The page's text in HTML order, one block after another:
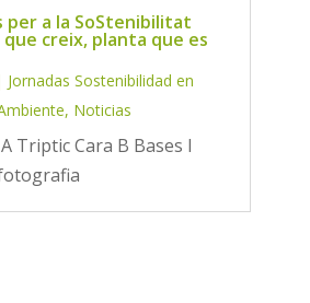
per a la SoStenibilitat
que creix, planta que es
Jornadas Sostenibilidad en
, Noticias
Triptic Cara B Bases I